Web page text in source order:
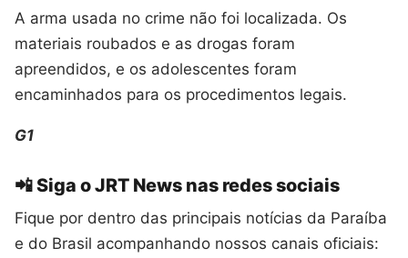
A arma usada no crime não foi localizada. Os
materiais roubados e as drogas foram
apreendidos, e os adolescentes foram
encaminhados para os procedimentos legais.
G1
📲 Siga o JRT News nas redes sociais
Fique por dentro das principais notícias da Paraíba
e do Brasil acompanhando nossos canais oficiais: